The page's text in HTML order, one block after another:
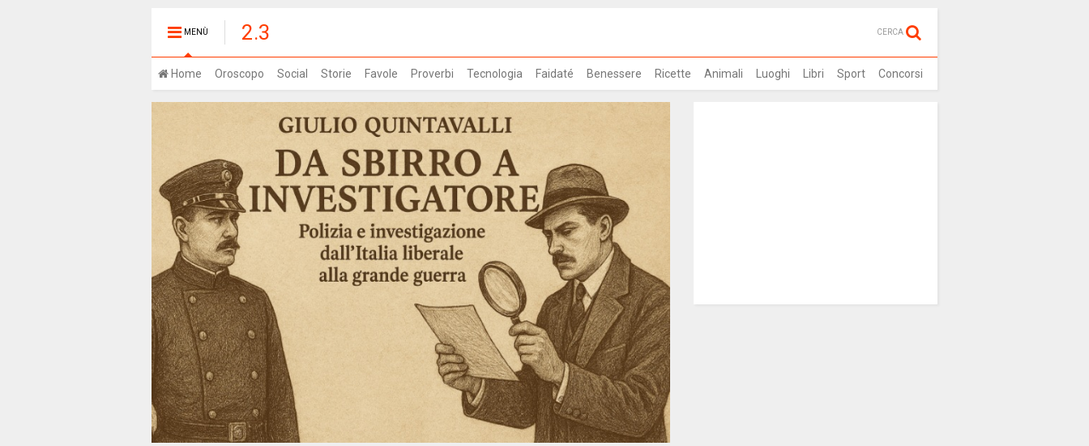
MENÙ 2.3 CERCA
Home Oroscopo Social Storie Favole Proverbi Tecnologia Faidaté Benessere Ricette Animali Luoghi Libri Sport Concorsi